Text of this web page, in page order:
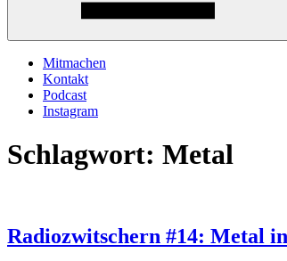
Mitmachen
Kontakt
Podcast
Instagram
Schlagwort: Metal
Radiozwitschern #14: Metal